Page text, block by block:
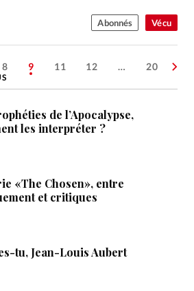
Vécu
Abonnés
8 9 11 12 … 20
de l’Apocalypse,
les interpréter ?
«The Chosen», entre
et critiques
tu, Jean-Louis Aubert